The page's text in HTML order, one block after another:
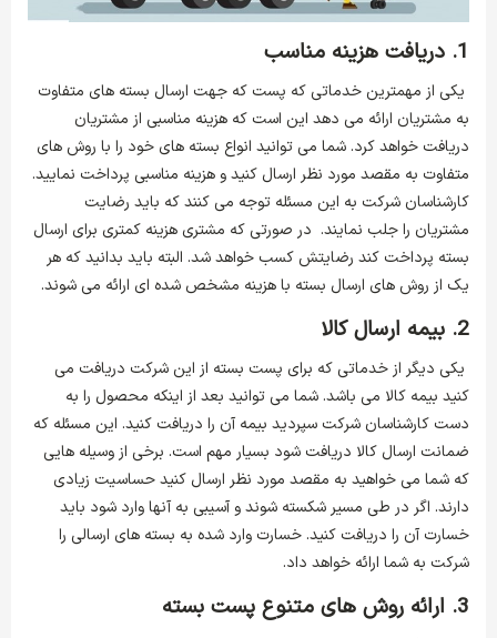
1. دریافت هزینه مناسب
یکی از مهمترین خدماتی که پست که جهت ارسال بسته های متفاوت
به مشتریان ارائه می دهد این است که هزینه مناسبی از مشتریان
دریافت خواهد کرد. شما می توانید انواع بسته های خود را با روش های
متفاوت به مقصد مورد نظر ارسال کنید و هزینه مناسبی پرداخت نمایید.
کارشناسان شرکت به این مسئله توجه می‌ کنند که باید رضایت
مشتریان را جلب نمایند. در صورتی که مشتری هزینه کمتری برای ارسال
بسته پرداخت کند رضایتش کسب خواهد شد. البته باید بدانید که هر
یک از روش های ارسال بسته با هزینه مشخص شده ‌ای ارائه می شوند.
2. بیمه ارسال کالا
یکی دیگر از خدماتی که برای پست بسته از این شرکت دریافت می
کنید بیمه کالا می باشد. شما می توانید بعد از اینکه محصول را به
دست کارشناسان شرکت سپردید بیمه آن را دریافت کنید. این مسئله که
ضمانت ارسال کالا دریافت شود بسیار مهم است. برخی از وسیله هایی
که شما می خواهید به مقصد مورد نظر ارسال کنید حساسیت زیادی
دارند. اگر در طی مسیر شکسته شوند و آسیبی به آنها وارد شود باید
خسارت آن را دریافت کنید. خسارت وارد شده به بسته های ارسالی را
شرکت به شما ارائه خواهد داد.
3. ارائه روش های متنوع پست بسته